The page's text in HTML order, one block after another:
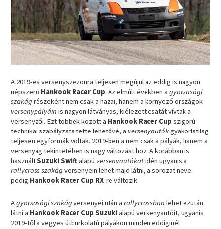
A 2019-es versenyszezonra teljesen megújul az eddig is nagyon
népszerű Hankook Racer Cup. Az elmúlt években agyorsasági
szakágrészeként nem csak a hazai, hanem a környező országok
versenypályáin is nagyon látványos, kiélezett csatát vívtak a
versenyzői. Ezt többek között a Hankook Racer Cup szigorú
technikai szabályzata tette lehetővé, a versenyautókgyakorlatilag
teljesen egyformák voltak. 2019-ben a nem csak a pályák, hanem a
versenyág tekintetében is nagy változást hoz. A korábban is
használtSuzuki Swiftalapú versenyautókatidén ugyanis a
rallycross szakágversenyein lehet majd látni, a sorozat neve
pedig Hankook Racer Cup RX-re változik.
Agyorsasági szakágversenyei után arallycrossban lehet ezután
látni a Hankook Racer Cup Suzukialapú versenyautóit, ugyanis
2019-től a vegyes útburkolatú pályákon minden eddiginél